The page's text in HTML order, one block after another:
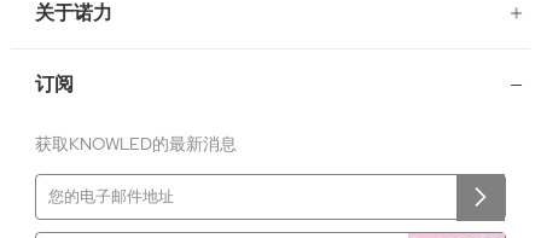
关于诺力
订阅
获取KNOWLED的最新消息